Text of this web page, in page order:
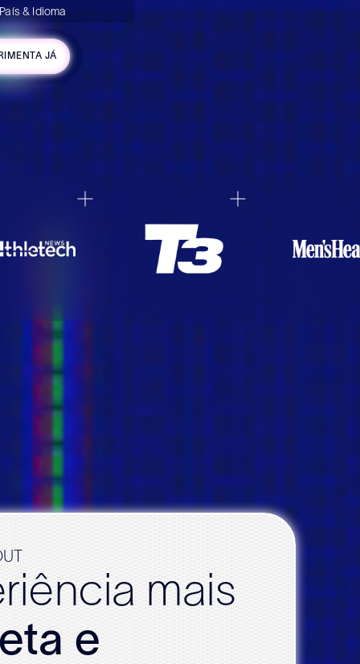
& Idioma
JÁ
mais
e